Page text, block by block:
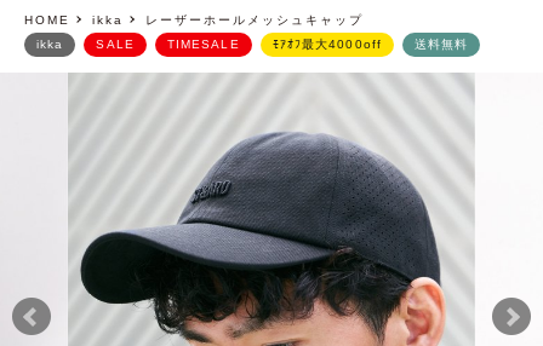
HOME ikka レーザーホールメッシュキャップ
ikka SALE TIMESALE ﾓｱｵﾌ最大4000off 送料無料